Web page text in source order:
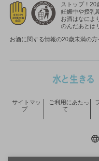
ストップ！20
妊娠中や授乳
お酒はなによ
のんだあとは
お酒に関する情報の20歳未満の
サイトマッ
プ
ご利用にあたっ
て